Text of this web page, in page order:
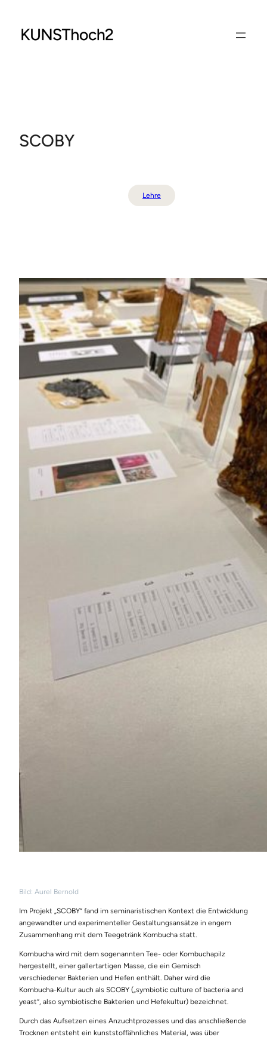
springen
SCOBY
Lehre
Bild: Aurel Bernold
Im Projekt „SCOBY“ fand im seminaristischen Kontext die Entwicklung
angewandter und experimenteller Gestaltungsansätze in engem
Zusammenhang mit dem Teegetränk Kombucha statt.
Kombucha wird mit dem sogenannten Tee- oder Kombuchapilz
hergestellt, einer gallertartigen Masse, die ein Gemisch
verschiedener Bakterien und Hefen enthält. Daher wird die
Kombucha-Kultur auch als SCOBY („symbiotic culture of bacteria and
yeast“, also symbiotische Bakterien und Hefekultur) bezeichnet.
Durch das Aufsetzen eines Anzuchtprozesses und das anschließende
Trocknen entsteht ein kunststoffähnliches Material, was über